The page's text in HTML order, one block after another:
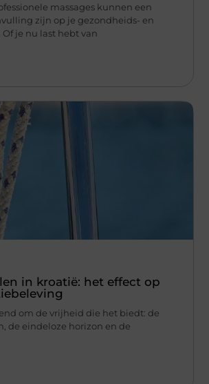
massages kunnen een
zijn op je gezondheids- en
je nu last hebt van
in kroatië: het effect op
om de vrijheid die het biedt: de
de eindeloze horizon en de